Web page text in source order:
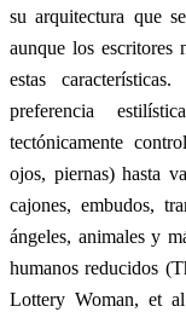
su arquitectura que
aunque los escritores
estas
preferencia
tectónicamente
ojos, piernas) hasta
cajones, embudos,
ángeles, animales y
humanos reducidos
Lottery Woman, et